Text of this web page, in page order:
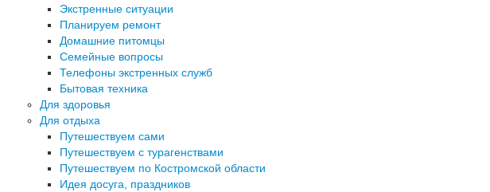
Экстренные ситуации
Планируем ремонт
Домашние питомцы
Семейные вопросы
Телефоны экстренных служб
Бытовая техника
Для здоровья
Для отдыха
Путешествуем сами
Путешествуем с турагенствами
Путешествуем по Костромской области
Идея досуга, праздников